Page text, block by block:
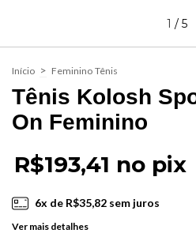
1 / 5
Início > Feminino Tênis
Tênis Kolosh
On Feminino
R$193,41 no pix
6x de R$35,82sem juros
Ver mais detalhes